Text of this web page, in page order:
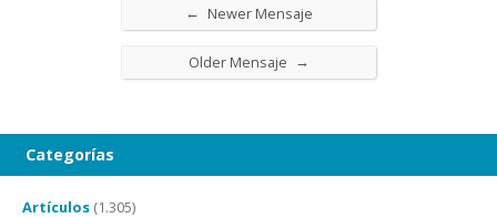
← Newer Mensaje
Older Mensaje →
Categorías
Artículos (1.305)